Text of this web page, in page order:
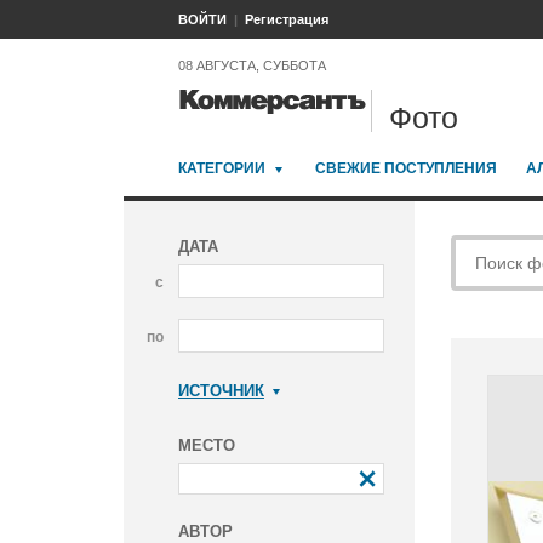
ВОЙТИ Регистрация
08 АВГУСТА, СУББОТА
Фото
КАТЕГОРИИ СВЕЖИЕ ПОСТУПЛЕНИЯ
ДАТА
с
по
ИСТОЧНИК
МЕСТО
АВТОР